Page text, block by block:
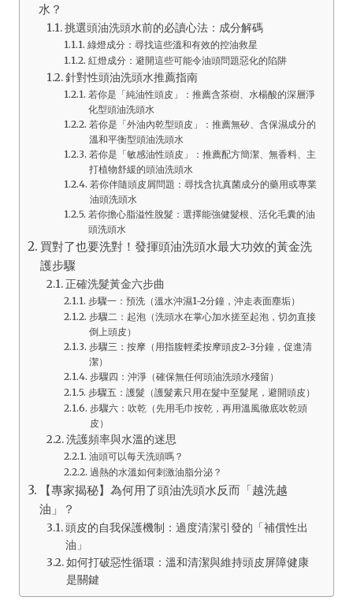
水？
挑選頭油洗頭水前的必讀心法：成分解碼
綠燈成分：尋找這些溫和有效的控油救星
紅燈成分：避開這些可能令油頭問題惡化的陷阱
針對性頭油洗頭水推薦指南
若你是「純油性頭皮」：推薦含茶樹、水楊酸的深層淨
化型頭油洗頭水
若你是「外油內乾型頭皮」：推薦無矽、含保濕成分的
溫和平衡型頭油洗頭水
若你是「敏感油性頭皮」：推薦配方簡潔、無香料、主
打植物舒緩的頭油洗頭水
若你伴隨頭皮屑問題：尋找含抗真菌成分的藥用或專業
油頭洗頭水
若你擔心脂溢性脫髮：選擇能強健髮根、活化毛囊的油
頭洗頭水
買對了也要洗對！發揮頭油洗頭水最大功效的黃金洗
護步驟
正確洗髮黃金六步曲
步驟一：預洗（溫水沖濕1-2分鐘，沖走表面塵垢）
步驟二：起泡（洗頭水在掌心加水搓至起泡，切勿直接
倒上頭皮）
步驟三：按摩（用指腹輕柔按摩頭皮2-3分鐘，促進清
潔）
步驟四：沖淨（確保無任何頭油洗頭水殘留）
步驟五：護髮（護髮素只用在髮中至髮尾，避開頭皮）
步驟六：吹乾（先用毛巾按乾，再用溫風徹底吹乾頭
皮）
洗護頻率與水溫的迷思
油頭可以每天洗頭嗎？
過熱的水溫如何刺激油脂分泌？
【專家揭秘】為何用了頭油洗頭水反而「越洗越
油」？
頭皮的自我保護機制：過度清潔引發的「補償性出
油」
如何打破惡性循環：溫和清潔與維持頭皮屏障健康
是關鍵